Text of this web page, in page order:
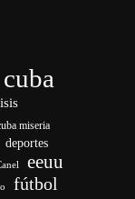
cuba
miseria
deportes
eeuu
fútbol